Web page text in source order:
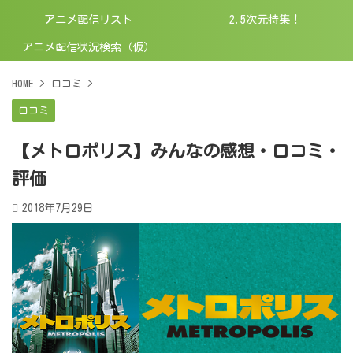
アニメ配信リスト 2.5次元特集！
アニメ配信状況検索（仮）
HOME > 口コミ >
口コミ
【メトロポリス】みんなの感想・口コミ・
評価
2018年7月29日